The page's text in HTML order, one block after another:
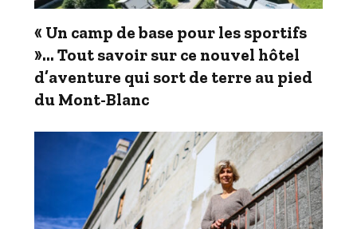
« Un camp de base pour les sportifs
»… Tout savoir sur ce nouvel hôtel
d’aventure qui sort de terre au pied
du Mont-Blanc